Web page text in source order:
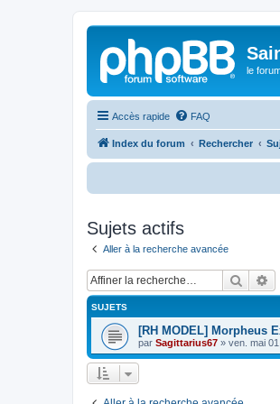
le
Accès rapide FAQ
Index du forum Rechercher
Sujets actifs
Aller à la recherche avancée
SUJETS
[RH MODEL] Morpheus
par Sagittarius67 » ven. mai